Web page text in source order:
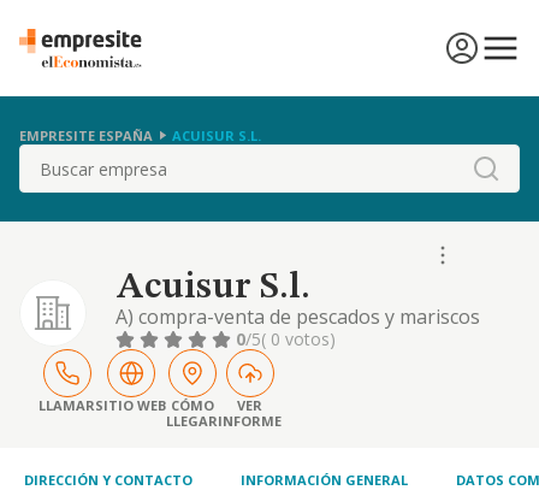
EMPRESITE ESPAÑA ACUISUR S.L.
Buscar
Acuisur S.l.
A) compra-venta de pescados y mariscos
frescos y congelados de todas clases; su
comercializacion, exportacion e
importacion.- b) elaborado, salado y
conserva de todo tipo de pescados y
mariscos por cualquier procedimient
0/5( 0 votos)
LLAMARSITIO WEB CÓMO
LLEGAR
VER
INFORME
DIRECCIÓN Y CONTACTO INFORMACIÓN GENERAL DATOS